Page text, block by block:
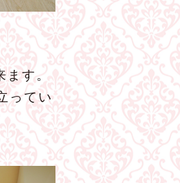
ます。
ってい